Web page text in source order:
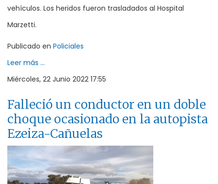
vehículos. Los heridos fueron trasladados al Hospital
Marzetti.
Publicado en Policiales
Leer más ...
Miércoles, 22 Junio 2022 17:55
Falleció un conductor en un doble
choque ocasionado en la autopista
Ezeiza-Cañuelas